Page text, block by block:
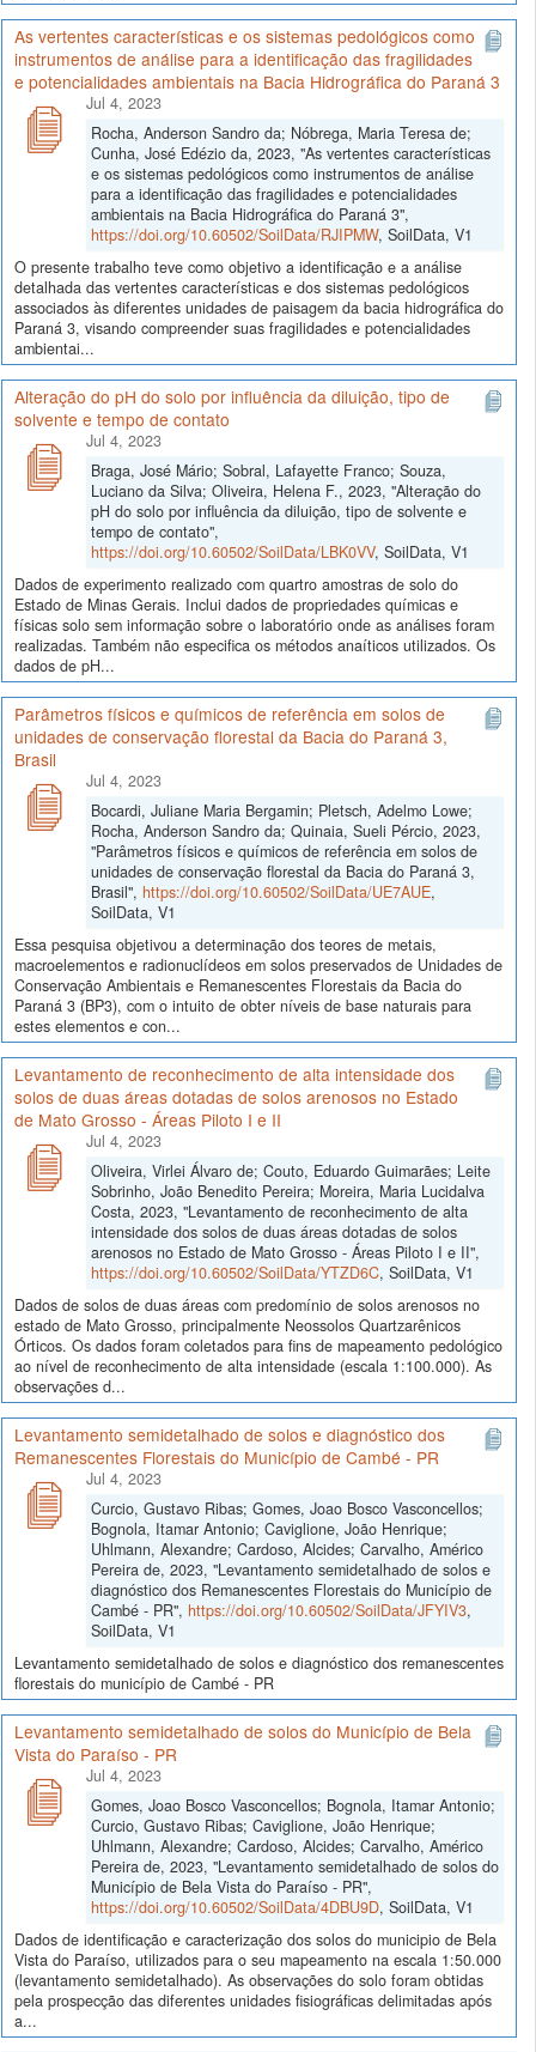
As vertentes características e os sistemas pedológicos como
instrumentos de análise para a identificação das fragilidades
e potencialidades ambientais na Bacia Hidrográfica do Paraná 3
Jul 4, 2023
Rocha, Anderson Sandro da; Nóbrega, Maria Teresa de;
Cunha, José Edézio da, 2023, "As vertentes características
e os sistemas pedológicos como instrumentos de análise
para a identificação das fragilidades e potencialidades
ambientais na Bacia Hidrográfica do Paraná 3",
https://doi.org/10.60502/SoilData/RJIPMW, SoilData, V1
O presente trabalho teve como objetivo a identificação e a análise
detalhada das vertentes características e dos sistemas pedológicos
associados às diferentes unidades de paisagem da bacia hidrográfica do
Paraná 3, visando compreender suas fragilidades e potencialidades
ambientai...
Alteração do pH do solo por influência da diluição, tipo de
solvente e tempo de contato
Jul 4, 2023
Braga, José Mário; Sobral, Lafayette Franco; Souza,
Luciano da Silva; Oliveira, Helena F., 2023, "Alteração do
pH do solo por influência da diluição, tipo de solvente e
tempo de contato",
https://doi.org/10.60502/SoilData/LBK0VV, SoilData, V1
Dados de experimento realizado com quartro amostras de solo do
Estado de Minas Gerais. Inclui dados de propriedades químicas e
físicas solo sem informação sobre o laboratório onde as análises foram
realizadas. Também não especifica os métodos anaíticos utilizados. Os
dados de pH...
Parâmetros físicos e químicos de referência em solos de
unidades de conservação florestal da Bacia do Paraná 3,
Brasil
Jul 4, 2023
Bocardi, Juliane Maria Bergamin; Pletsch, Adelmo Lowe;
Rocha, Anderson Sandro da; Quinaia, Sueli Pércio, 2023,
"Parâmetros físicos e químicos de referência em solos de
unidades de conservação florestal da Bacia do Paraná 3,
Brasil", https://doi.org/10.60502/SoilData/UE7AUE,
SoilData, V1
Essa pesquisa objetivou a determinação dos teores de metais,
macroelementos e radionuclídeos em solos preservados de Unidades de
Conservação Ambientais e Remanescentes Florestais da Bacia do
Paraná 3 (BP3), com o intuito de obter níveis de base naturais para
estes elementos e con...
Levantamento de reconhecimento de alta intensidade dos
solos de duas áreas dotadas de solos arenosos no Estado
de Mato Grosso - Áreas Piloto I e II
Jul 4, 2023
Oliveira, Virlei Álvaro de; Couto, Eduardo Guimarães; Leite
Sobrinho, João Benedito Pereira; Moreira, Maria Lucidalva
Costa, 2023, "Levantamento de reconhecimento de alta
intensidade dos solos de duas áreas dotadas de solos
arenosos no Estado de Mato Grosso - Áreas Piloto I e II",
https://doi.org/10.60502/SoilData/YTZD6C, SoilData, V1
Dados de solos de duas áreas com predomínio de solos arenosos no
estado de Mato Grosso, principalmente Neossolos Quartzarênicos
Órticos. Os dados foram coletados para fins de mapeamento pedológico
ao nível de reconhecimento de alta intensidade (escala 1:100.000). As
observações d...
Levantamento semidetalhado de solos e diagnóstico dos
Remanescentes Florestais do Município de Cambé - PR
Jul 4, 2023
Curcio, Gustavo Ribas; Gomes, Joao Bosco Vasconcellos;
Bognola, Itamar Antonio; Caviglione, João Henrique;
Uhlmann, Alexandre; Cardoso, Alcides; Carvalho, Américo
Pereira de, 2023, "Levantamento semidetalhado de solos e
diagnóstico dos Remanescentes Florestais do Município de
Cambé - PR", https://doi.org/10.60502/SoilData/JFYIV3,
SoilData, V1
Levantamento semidetalhado de solos e diagnóstico dos remanescentes
florestais do município de Cambé - PR
Levantamento semidetalhado de solos do Município de Bela
Vista do Paraíso - PR
Jul 4, 2023
Gomes, Joao Bosco Vasconcellos; Bognola, Itamar Antonio;
Curcio, Gustavo Ribas; Caviglione, João Henrique;
Uhlmann, Alexandre; Cardoso, Alcides; Carvalho, Américo
Pereira de, 2023, "Levantamento semidetalhado de solos do
Município de Bela Vista do Paraíso - PR",
https://doi.org/10.60502/SoilData/4DBU9D, SoilData, V1
Dados de identificação e caracterização dos solos do municipio de Bela
Vista do Paraíso, utilizados para o seu mapeamento na escala 1:50.000
(levantamento semidetalhado). As observações do solo foram obtidas
pela prospecção das diferentes unidades fisiográficas delimitadas após
a...